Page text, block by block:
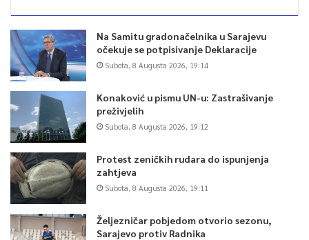
Na Samitu gradonačelnika u Sarajevu
očekuje se potpisivanje Deklaracije
Subota, 8 Augusta 2026, 19:14
Konaković u pismu UN-u: Zastrašivanje
preživjelih
Subota, 8 Augusta 2026, 19:12
Protest zeničkih rudara do ispunjenja
zahtjeva
Subota, 8 Augusta 2026, 19:11
Željezničar pobjedom otvorio sezonu,
Sarajevo protiv Radnika